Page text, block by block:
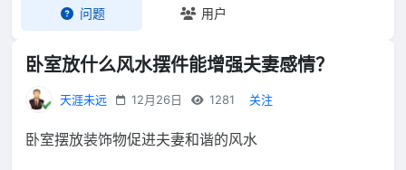
问题 用户
卧室放什么风水摆件能增强夫妻感情？
天涯未远 12月26日 1281 关注
卧室摆放装饰物促进夫妻和谐的风水